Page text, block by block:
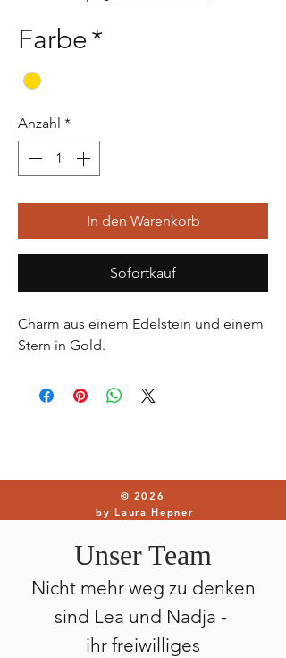
Farbe*
Anzahl *
In den Warenkorb
Sofortkauf
Charm aus einem Edelstein und einem
Stern in Gold.
© 2026
by Laura Hepner
Unser Team
Nicht mehr weg zu denken
sind Lea und Nadja -
ihr freiwilliges